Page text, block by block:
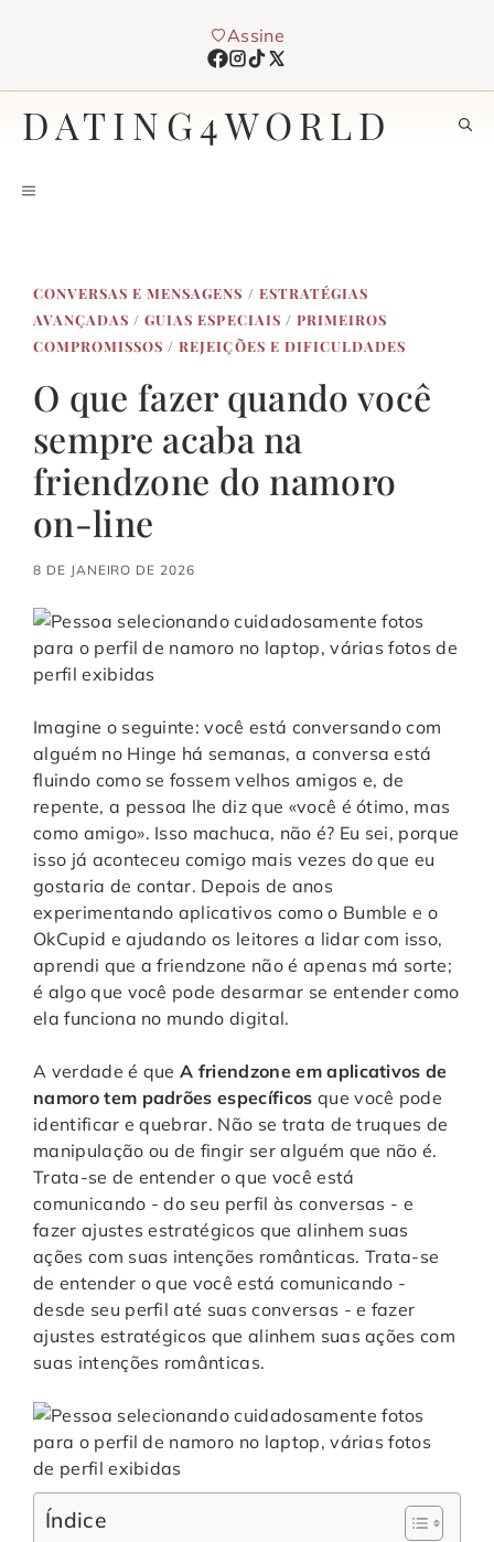
conteúdo
Assine
DATING4WORLD
MENU
CONVERSAS E MENSAGENS / ESTRATÉGIAS
AVANÇADAS /GUIAS ESPECIAIS / PRIMEIROS
COMPROMISSOS /REJEIÇÕES E DIFICULDADES
O que fazer quando você
sempre acaba na
friendzone do namoro
on-line
8 DE JANEIRO DE 2026
Imagine o seguinte: você está conversando com
alguém no Hinge há semanas, a conversa está
fluindo como se fossem velhos amigos e, de
repente, a pessoa lhe diz que «você é ótimo, mas
como amigo». Isso machuca, não é? Eu sei, porque
isso já aconteceu comigo mais vezes do que eu
gostaria de contar. Depois de anos
experimentando aplicativos como o Bumble e o
OkCupid e ajudando os leitores a lidar com isso,
aprendi que a friendzone não é apenas má sorte;
é algo que você pode desarmar se entender como
ela funciona no mundo digital.
A verdade é queA friendzone em aplicativos de
namoro tem padrões específicos que você pode
identificar e quebrar. Não se trata de truques de
manipulação ou de fingir ser alguém que não é.
Trata-se de entender o que você está
comunicando - do seu perfil às conversas - e
fazer ajustes estratégicos que alinhem suas
ações com suas intenções românticas. Trata-se
de entender o que você está comunicando -
desde seu perfil até suas conversas - e fazer
ajustes estratégicos que alinhem suas ações com
suas intenções românticas.
Índice